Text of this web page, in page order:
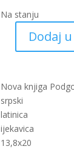
Na stanju
Djevojka
(nk)
količina
Dodaj
Nova knjiga
srpski
latinica
ijekavica
13,8x20